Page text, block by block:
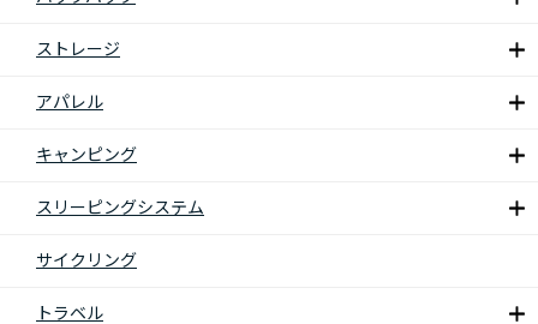
ストレージ
アパレル
キャンピング
スリーピングシステム
サイクリング
トラベル